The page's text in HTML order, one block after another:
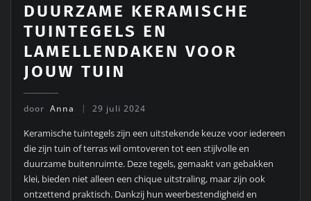
DUURZAME KERAMISCHE
TUINTEGELS EN
LAMELLENDAKEN VOOR
JOUW TUIN
door Anna 29 juli 2024
Keramische tuintegels zijn een uitstekende keuze voor iedereen
die zijn tuin of terras wil omtoveren tot een stijlvolle en
duurzame buitenruimte. Deze tegels, gemaakt van gebakken
klei, bieden niet alleen een chique uitstraling, maar zijn ook
ontzettend praktisch. Dankzij hun weerbestendigheid en